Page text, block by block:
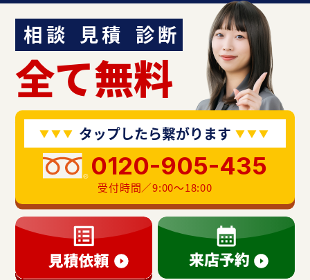
相談 見積 診断
全て無料
タップしたら繋がります
0120-905-435
受付時間／9:00〜18:00